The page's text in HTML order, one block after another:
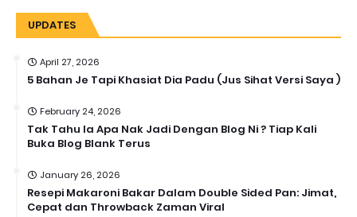
UPDATES
April 27, 2026
5 Bahan Je Tapi Khasiat Dia Padu (Jus Sihat Versi Saya )
February 24, 2026
Tak Tahu la Apa Nak Jadi Dengan Blog Ni ? Tiap Kali
Buka Blog Blank Terus
January 26, 2026
Resepi Makaroni Bakar Dalam Double Sided Pan: Jimat,
Cepat dan Throwback Zaman Viral